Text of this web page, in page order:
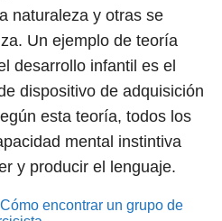
naturaleza y otras se
Un ejemplo de teoría
desarrollo infantil es el
dispositivo de adquisición
esta teoría, todos los
mental instintiva
y producir el lenguaje.
Cómo encontrar un grupo de